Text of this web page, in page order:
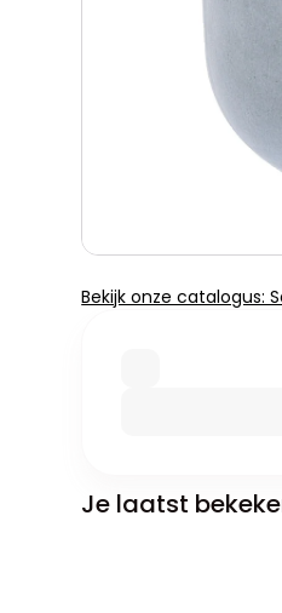
Bekijk onze catalogus:
Je laatst